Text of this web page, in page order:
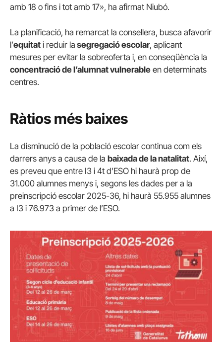
amb 18 o fins i tot amb 17», ha afirmat Niubó.
La planificació, ha remarcat la consellera, busca afavorir
l’equitat i reduir la segregació escolar, aplicant
mesures per evitar la sobreoferta i, en conseqüència la
concentració de l’alumnat vulnerable en determinats
centres.
Ràtios més baixes
La disminució de la població escolar continua com els
darrers anys a causa de la baixada de la natalitat. Així,
es preveu que entre I3 i 4t d’ESO hi haurà prop de
31.000 alumnes menys i, segons les dades per a la
preinscripció escolar 2025-36, hi haurà 55.955 alumnes
a I3 i 76.973 a primer de l’ESO.